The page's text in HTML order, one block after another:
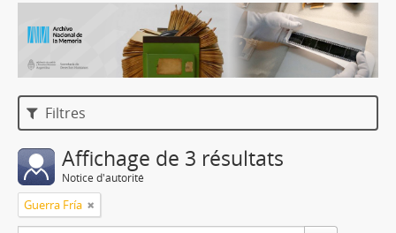
Filtres
Affichage de 3 résultats
Notice d'autorité
Guerra Fría